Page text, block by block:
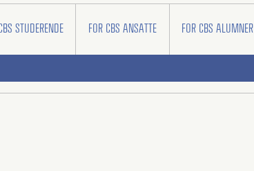
STUDERENDE FOR CBS ANSATTE FOR CBS ALUMNER